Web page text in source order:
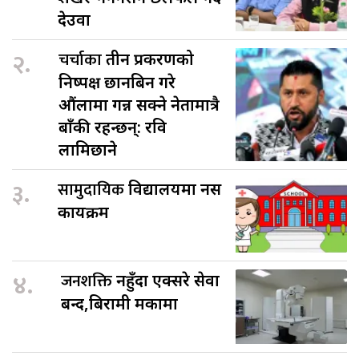
देउवा
२. चर्चाकातीन प्रकरणको
निष्पक्ष छानबिन गरे
औंलामा गन्न सक्ने नेतामात्रै
बाँकी रहन्छन्: रवि
लामिछाने
३. सामुदायिकविद्यालयमा नर्स
कार्यक्रम
४. जनशक्तिनहुँदा एक्सरे सेवा
बन्द,बिरामी मर्कामा